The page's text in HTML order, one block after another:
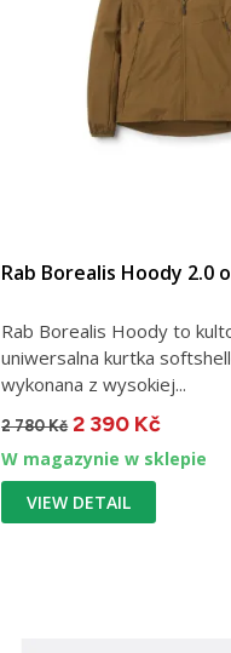
Rab Borealis Hoody 2.0
Rab Borealis Hoody to
uniwersalna kurtka
wykonana z wysokiej...
2 780 Kč 2 390 Kč
W magazynie w sklepie
VIEW DETAIL